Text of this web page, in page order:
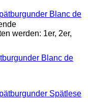
werden: 1er, 2er,
Blanc de